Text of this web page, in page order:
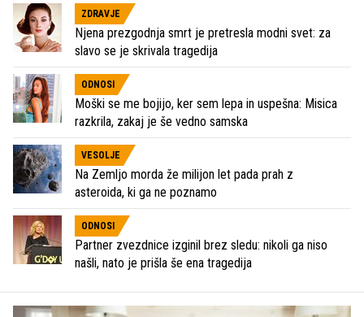
ZDRAVJE
Njena prezgodnja smrt je pretresla modni svet: za
slavo se je skrivala tragedija
ODNOSI
Moški se me bojijo, ker sem lepa in uspešna: Misica
razkrila, zakaj je še vedno samska
VESOLJE
Na Zemljo morda že milijon let pada prah z
asteroida, ki ga ne poznamo
ODNOSI
Partner zvezdnice izginil brez sledu: nikoli ga niso
našli, nato je prišla še ena tragedija